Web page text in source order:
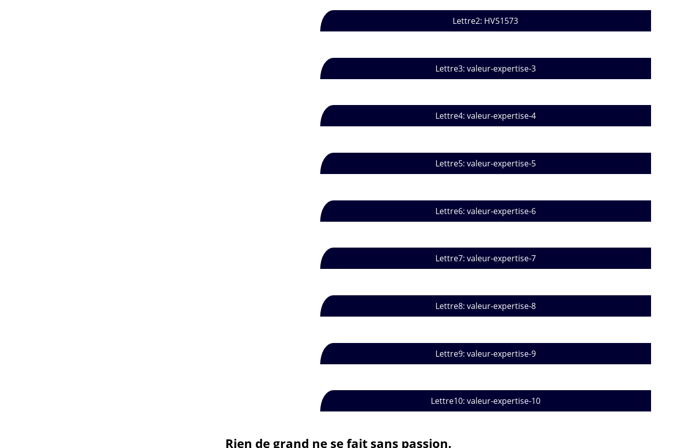
Lettre2: HVS1573
Lettre3: valeur-expertise-3
Lettre4: valeur-expertise-4
Lettre5: valeur-expertise-5
Lettre6: valeur-expertise-6
Lettre7: valeur-expertise-7
Lettre8: valeur-expertise-8
Lettre9: valeur-expertise-9
Lettre10: valeur-expertise-10
Rien de grand ne se fait sans passion.